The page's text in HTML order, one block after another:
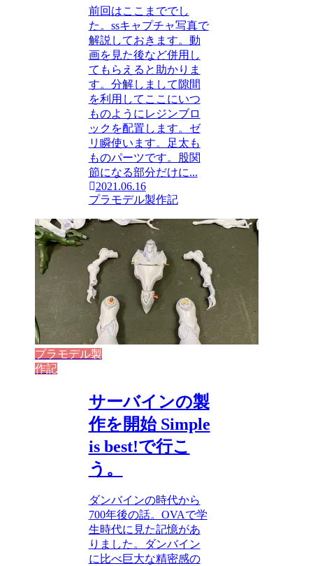
前回はここまででし
た。ssキャプチャ写真で
解説しておきます。動
画を見た後など併用し
てもらえると助かりま
す。分解しまして隙間
を利用してここにいつ
ものようにレジンブロ
ックを配置します。ゼ
リ瞬使います。足太も
ものパーツです。股関
節になる部分だけに...
2021.06.16
プラモデル製作記
プラモデル製
作記
サーバインの製
作を開始 Simple
is best!で行こ
う。
ダンバインの時代から
700年後の話。OVAで学
生時代に見た記憶があ
りました。ダンバイン
に比べ巨大な精密感の